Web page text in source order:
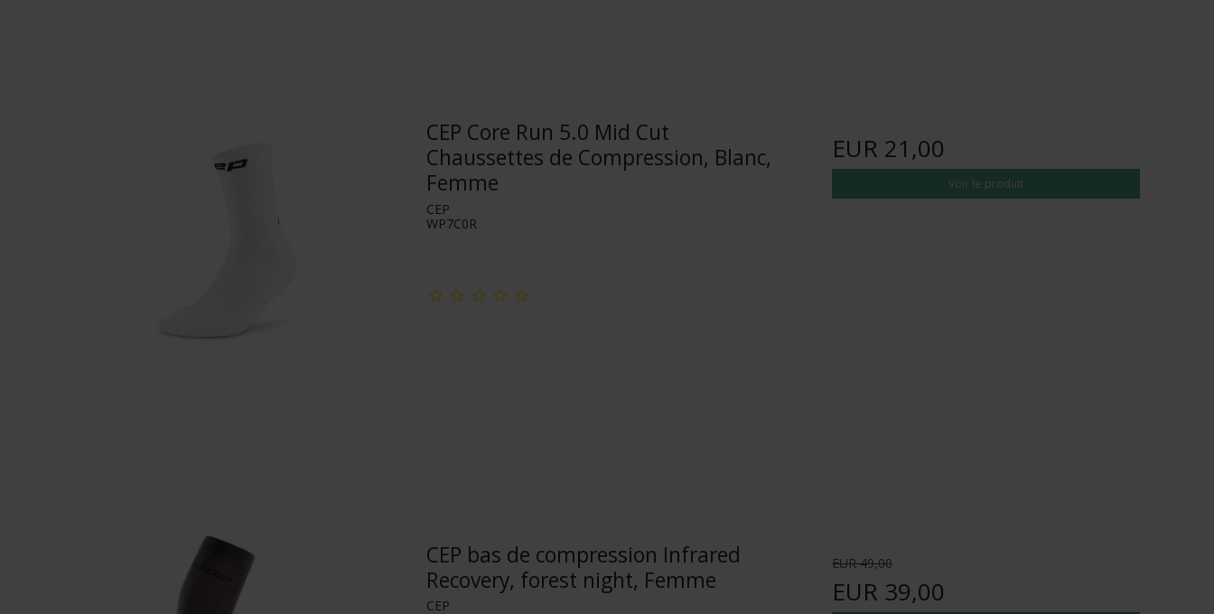
CEP Core Run 5.0 Mid Cut
Chaussettes de Compression, Blanc,
Femme
CEP
WP7C0R
EUR 21,00
Voir le produit
CEP bas de compression Infrared
Recovery, forest night, Femme
CEP
EUR 49,00
EUR 39,00